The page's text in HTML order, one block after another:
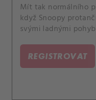
Mít tak normálního
když Snoopy
svými ladnými
REGISTROVAT